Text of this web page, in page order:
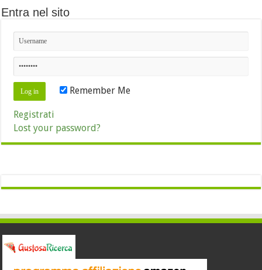
Entra nel sito
Remember Me
Registrati
Lost your password?